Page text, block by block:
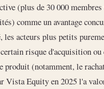
(plus de 30 000
comme un avantage
les acteurs plus petits
risque d'acquisition ou
produit (notamment, le
Vista Equity en 2025 l'a